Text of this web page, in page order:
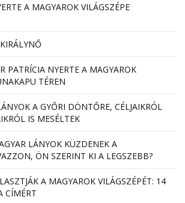
A MAGYAROK VILÁGSZÉPE
PATRÍCIA NYERTE A MAGYAROK
TÉREN
A GYŐRI DÖNTŐRE, CÉLJAIKRÓL
IS MESÉLTEK
LÁNYOK KÜZDENEK A
ÖN SZERINT KI A LEGSZEBB?
A MAGYAROK VILÁGSZÉPÉT: 14
CÍMÉRT